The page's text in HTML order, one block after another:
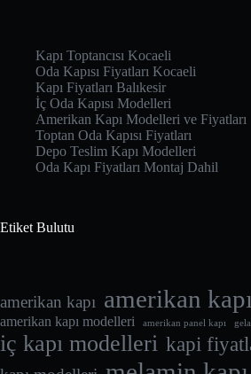
Kapı Toptancısı Kocaeli
Oda Kapısı Fiyatları Kocaeli
Kapı Fiyatları Balıkesir
İç Oda Kapısı Modelleri
Amerikan Kapı Modelleri ve Fiyatları
Toptan Oda Kapısı Fiyatları
Depo Teslim Kapı Modelleri
Oda Kapı Fiyatları Montaj Dahil
Etiket Bulutu
amerikan kapı amerikan
amerikan kapı modelleri amerikan panel kapı
iç kapı modelleri kapi